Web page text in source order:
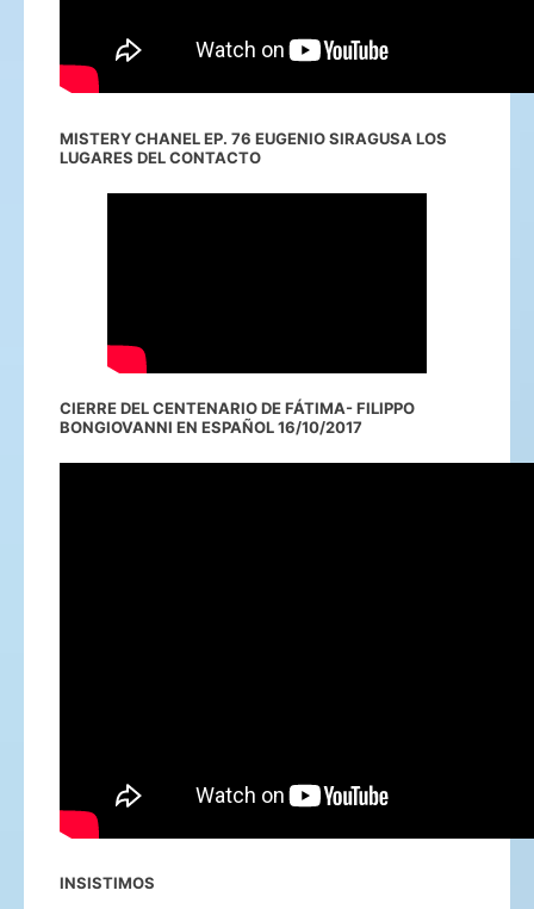
MISTERY CHANEL EP. 76 EUGENIO SIRAGUSA LOS
LUGARES DEL CONTACTO
CIERRE DEL CENTENARIO DE FÁTIMA- FILIPPO
BONGIOVANNI EN ESPAÑOL 16/10/2017
INSISTIMOS